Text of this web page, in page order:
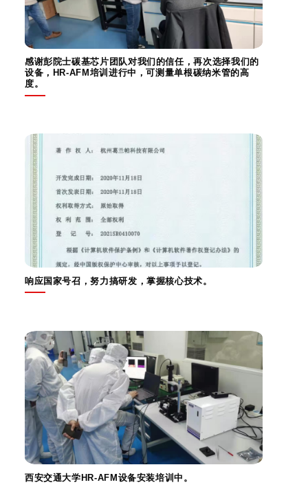
感谢彭院士碳基芯片团队对我们的信任，再次选择我们的
设备，HR-AFM培训进行中，可测量单根碳纳米管的高
度。
响应国家号召，努力搞研发，掌握核心技术。
西安交通大学HR-AFM设备安装培训中。